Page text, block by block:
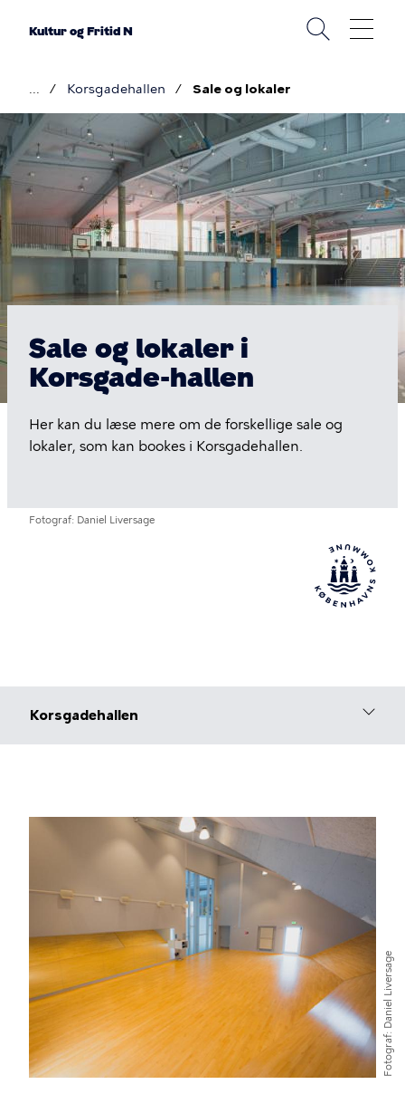
Kultur og Fritid N
Brødkrumme
Korsgadehallen Sale og lokaler
Sale
og
lokaler
-
Korsgadehallen
Billede
Sale og lokaler i
Korsgade-hallen
Her kan du læse mere om de forskellige sale og
lokaler, som kan bookes i Korsgadehallen.
Fotograf Daniel Liversage
Korsgadehallen
Fotograf
Daniel Liversage